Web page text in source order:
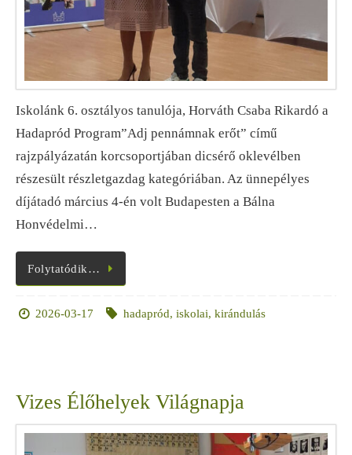
Iskolánk 6. osztályos tanulója, Horváth Csaba Rikardó a
Hadapród Program”Adj pennámnak erőt” című
rajzpályázatán korcsoportjában dicsérő oklevélben
részesült részletgazdag kategóriában. Az ünnepélyes
díjátadó március 4-én volt Budapesten a Bálna
Honvédelmi…
Folytatódik…
2026-03-17 hadapród, iskolai, kirándulás
Vizes Élőhelyek Világnapja